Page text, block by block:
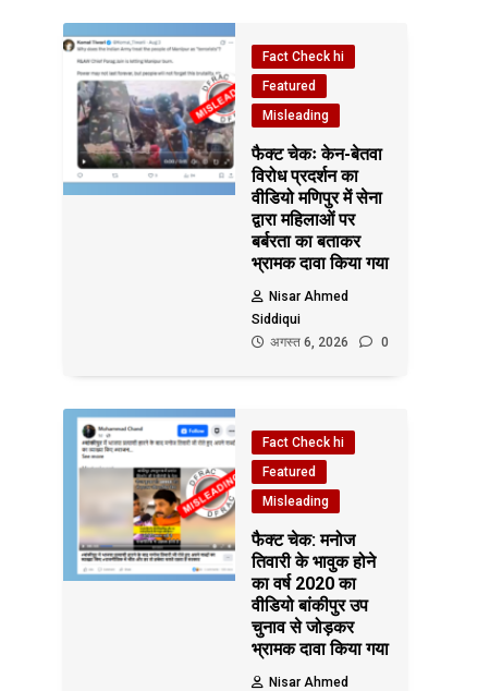
Fact Check hi
Featured
Misleading
फैक्ट चेकः केन-बेतवा
विरोध प्रदर्शन का
वीडियो मणिपुर में सेना
द्वारा महिलाओं पर
बर्बरता का बताकर
भ्रामक दावा किया गया
Nisar Ahmed
Siddiqui
अगस्त 6, 2026
0
Fact Check hi
Featured
Misleading
फैक्ट चेक: मनोज
तिवारी के भावुक होने
का वर्ष 2020 का
वीडियो बांकीपुर उप
चुनाव से जोड़कर
भ्रामक दावा किया गया
Nisar Ahmed